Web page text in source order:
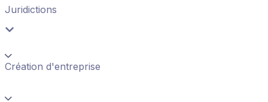
Juridictions
Création d'entreprise